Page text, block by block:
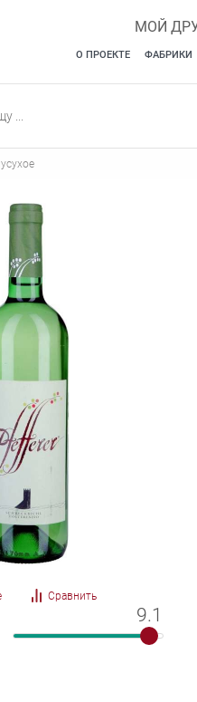
МОЙ
О ПРОЕКТЕ ФАБРИКИ
Сравнить
9.1
9.1